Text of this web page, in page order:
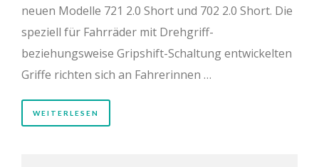
neuen Modelle 721 2.0 Short und 702 2.0 Short. Die
speziell für Fahrräder mit Drehgriff-
beziehungsweise Gripshift-Schaltung entwickelten
Griffe richten sich an Fahrerinnen …
WEITERLESEN